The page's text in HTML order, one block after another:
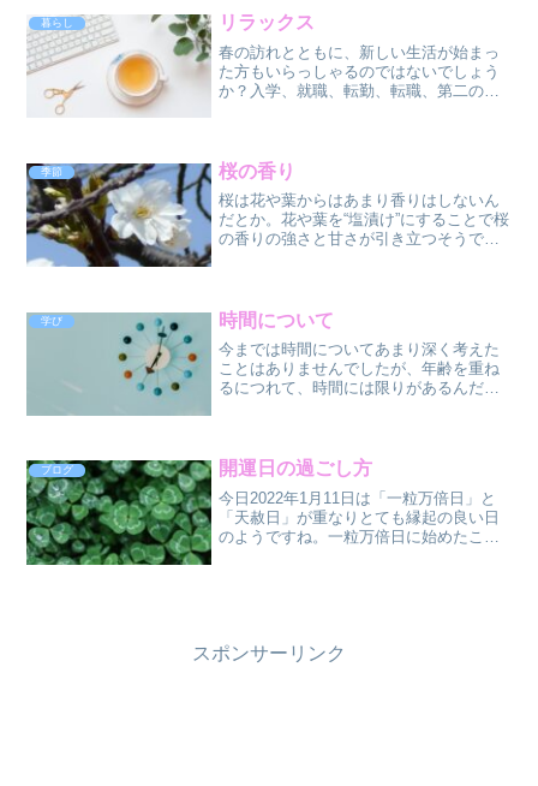
月1日を「...
暮らし リラックス
春の訪れとともに、新しい生活が始まっ
た方もいらっしゃるのではないでしょう
か？入学、就職、転勤、転職、第二の人
慣の変化や新しい出会いが...
季節 桜の香り
桜は花や葉からはあまり香りはしないん
だとか。花や葉を“塩漬け”にすることで桜
の香りの強さと甘さが引き立つそうで
で、どこか懐かしい感じが...
学び 時間について
今までは時間についてあまり深く考えた
ことはありませんでしたが、年齢を重ね
るにつれて、時間には限りがあるんだと
り、仕事をして誰かの役に立...
ブログ 開運日の過ごし方
今日2022年1月11日は「一粒万倍日」と
「天赦日」が重なりとても縁起の良い日
のようですね。一粒万倍日に始めたこと
スポンサーリンク